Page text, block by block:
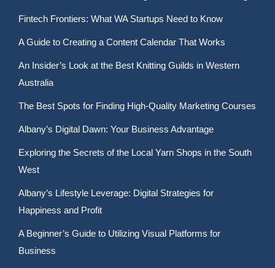
Fintech Frontiers: What WA Startups Need to Know
A Guide to Creating a Content Calendar That Works
An Insider’s Look at the Best Knitting Guilds in Western
Australia
The Best Spots for Finding High-Quality Marketing Courses
Albany’s Digital Dawn: Your Business Advantage
Exploring the Secrets of the Local Yarn Shops in the South
West
Albany’s Lifestyle Leverage: Digital Strategies for
Happiness and Profit
A Beginner’s Guide to Utilizing Visual Platforms for
Business